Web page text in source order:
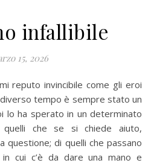
infallibile
15, 2026
tempo è sempre stato un
lo ha sperato in un determinato
che se si chiede aiuto,
questione; di quelli che passano
cui c’è da dare una mano e